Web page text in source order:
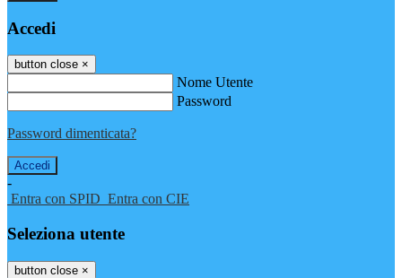
Accedi
button close ×
Nome Utente
Password
Password dimenticata?
-
Entra con SPID Entra con CIE
Seleziona utente
button close ×